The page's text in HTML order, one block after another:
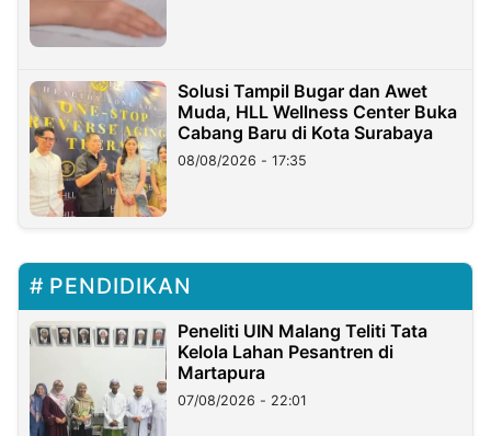
Solusi Tampil Bugar dan Awet
Muda, HLL Wellness Center Buka
Cabang Baru di Kota Surabaya
08/08/2026 - 17:35
PENDIDIKAN
Peneliti UIN Malang Teliti Tata
Kelola Lahan Pesantren di
Martapura
07/08/2026 - 22:01